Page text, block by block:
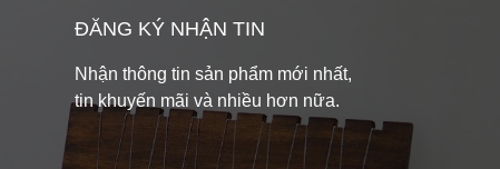
ĐĂNG KÝ NHẬN TIN
Nhận thông tin sản phẩm mới nhất,
tin khuyến mãi và nhiều hơn nữa.